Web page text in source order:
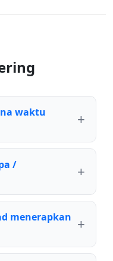
waktu
/
menerapkan